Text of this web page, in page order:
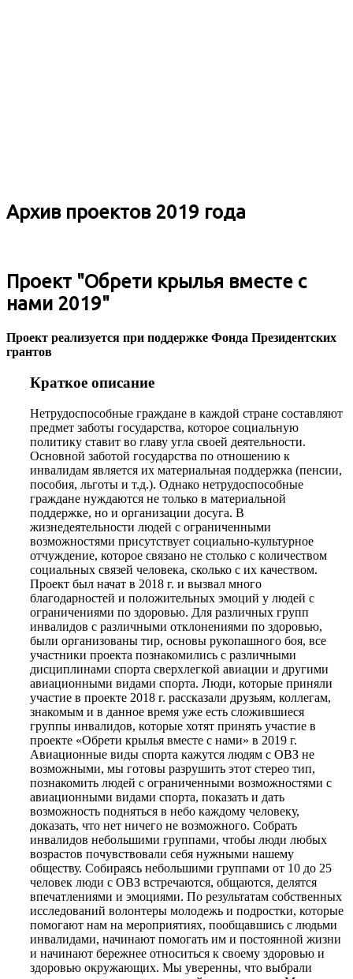
Архив проектов 2019 года
Проект "Обрети крылья вместе с
нами 2019"
Проект реализуется при поддержке Фонда Президентских
грантов
Краткое описание
Нетрудоспособные граждане в каждой стране составляют
предмет заботы государства, которое социальную
политику ставит во главу угла своей деятельности.
Основной заботой государства по отношению к
инвалидам является их материальная поддержка (пенсии,
пособия, льготы и т.д.). Однако нетрудоспособные
граждане нуждаются не только в материальной
поддержке, но и организации досуга. В
жизнедеятельности людей с ограниченными
возможностями присутствует социально-культурное
отчуждение, которое связано не столько с количеством
социальных связей человека, сколько с их качеством.
Проект был начат в 2018 г. и вызвал много
благодарностей и положительных эмоций у людей с
ограничениями по здоровью. Для различных групп
инвалидов с различными отклонениями по здоровью,
были организованы тир, основы рукопашного боя, все
участники проекта познакомились с различными
дисциплинами спорта сверхлегкой авиации и другими
авиационными видами спорта. Люди, которые приняли
участие в проекте 2018 г. рассказали друзьям, коллегам,
знакомым и в данное время уже есть сложившиеся
группы инвалидов, которые хотят принять участие в
проекте «Обрети крылья вместе с нами» в 2019 г.
Авиационные виды спорта кажутся людям с ОВЗ не
возможными, мы готовы разрушить этот стерео тип,
познакомить людей с ограниченными возможностями с
авиационными видами спорта, показать и дать
возможность подняться в небо каждому человеку,
доказать, что нет ничего не возможного. Собрать
инвалидов небольшими группами, чтобы люди любых
возрастов почувствовали себя нужными нашему
обществу. Собираясь небольшими группами от 10 до 25
человек люди с ОВЗ встречаются, общаются, делятся
впечатлениями и эмоциями. По результатам собственных
исследований волонтеры молодежь и подростки, которые
помогают нам на мероприятиях, пообщавшись с людьми
инвалидами, начинают помогать им и постоянной жизни
и начинают бережнее относиться к своему здоровью и
здоровью окружающих. Мы уверенны, что выбрали